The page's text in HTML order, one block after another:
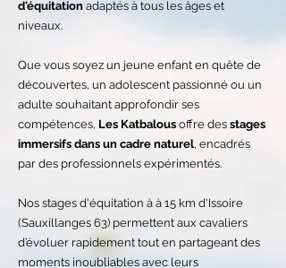
d'équitation adaptés à tous les âges et
niveaux.
Que vous soyez un jeune enfant en quête de
découvertes, un adolescent passionné ou un
adulte souhaitant approfondir ses
compétences, Les Katbalous offre des stages
immersifs dans un cadre naturel, encadrés
par des professionnels expérimentés.
Nos stages d'équitation à à 15 km d'Issoire
(Sauxillanges 63) permettent aux cavaliers
d’évoluer rapidement tout en partageant des
moments inoubliables avec leurs